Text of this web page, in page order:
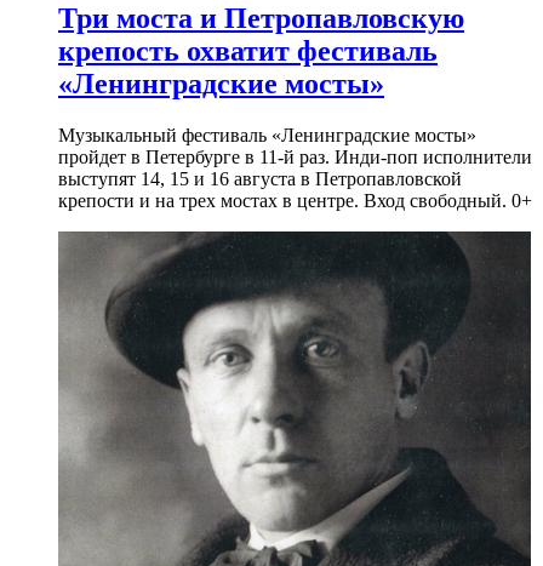
Три моста и Петропавловскую
крепость охватит фестиваль
«Ленинградские мосты»
Музыкальный фестиваль «Ленинградские мосты»
пройдет в Петербурге в 11-й раз. Инди-поп исполнители
выступят 14, 15 и 16 августа в Петропавловской
крепости и на трех мостах в центре. Вход свободный. 0+